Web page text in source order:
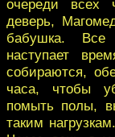
очереди всех
деверь,
бабушка. Все
наступает
собираются,
часа, чтобы
помыть полы,
таким